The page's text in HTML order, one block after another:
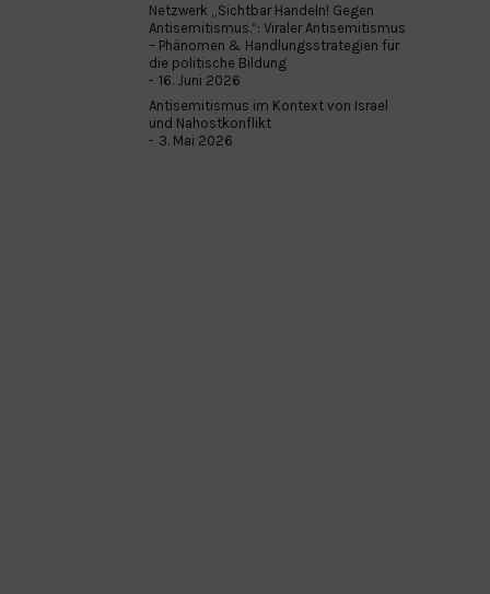
Netzwerk „Sichtbar Handeln! Gegen
Antisemitismus.“: Viraler Antisemitismus
– Phänomen & Handlungsstrategien für
die politische Bildung
16. Juni 2026
Antisemitismus im Kontext von Israel
und Nahostkonflikt
3. Mai 2026